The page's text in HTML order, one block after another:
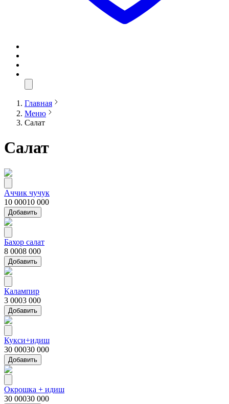
Главная
Меню
Салат
Салат
Аччик чучук
10 00010 000
Добавить
Бахор салат
8 0008 000
Добавить
Калампир
3 0003 000
Добавить
Кукси+идиш
30 00030 000
Добавить
Окрошка + идиш
30 00030 000